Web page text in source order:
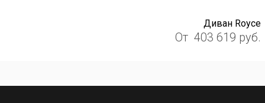
Диван Royce
От 403 619 руб.